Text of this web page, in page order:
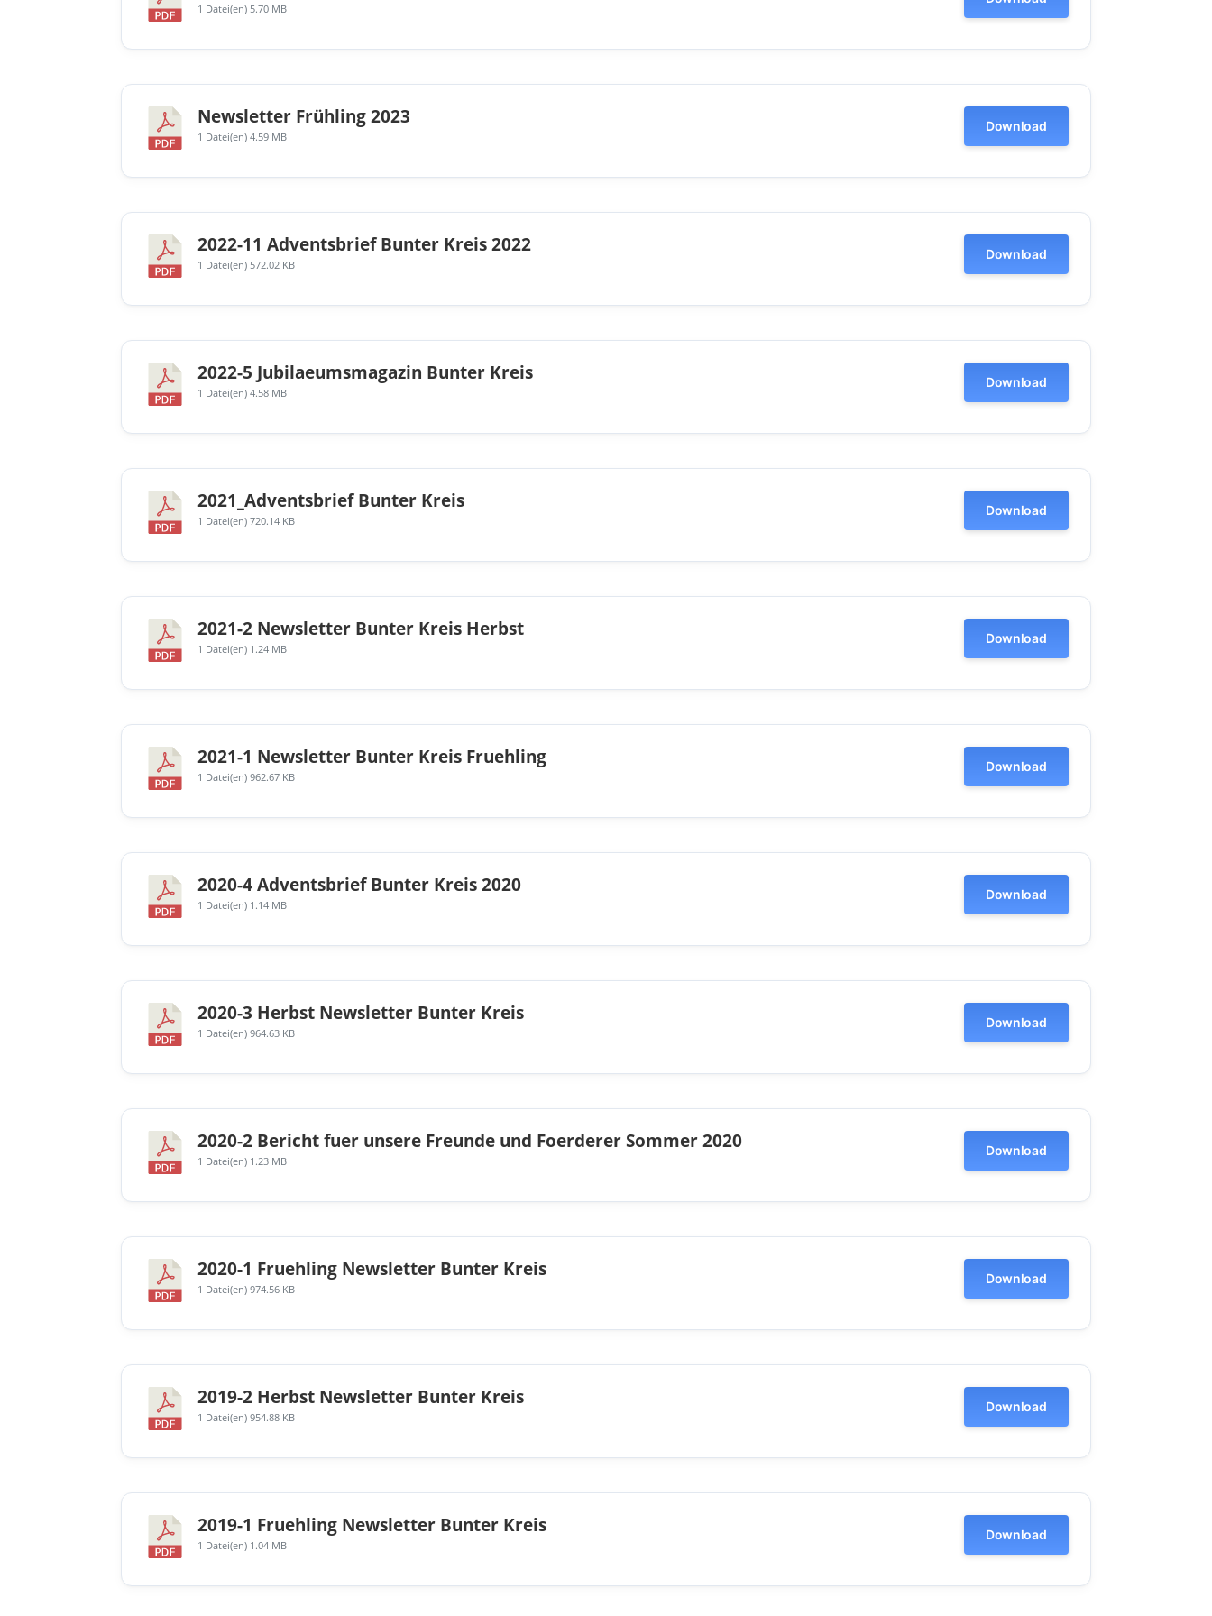
1 Datei(en) 5.70 MB
Newsletter Frühling 2023
1 Datei(en)4.59 MB
Download
2022-11 Adventsbrief Bunter Kreis 2022
1 Datei(en) 572.02 KB
Download
2022-5 Jubilaeumsmagazin Bunter Kreis
1 Datei(en)4.58 MB
Download
2021_Adventsbrief Bunter Kreis
1 Datei(en)720.14 KB
Download
2021-2 Newsletter Bunter Kreis Herbst
1 Datei(en) 1.24 MB
Download
2021-1 Newsletter Bunter Kreis Fruehling
1 Datei(en)962.67 KB
Download
2020-4 Adventsbrief Bunter Kreis 2020
1 Datei(en) 1.14 MB
Download
2020-3 Herbst Newsletter Bunter Kreis
1 Datei(en)964.63 KB
Download
2020-2 Bericht fuer unsere Freunde und Foerderer Sommer 2020
1 Datei(en) 1.23 MB
Download
2020-1 Fruehling Newsletter Bunter Kreis
1 Datei(en)974.56 KB
Download
2019-2 Herbst Newsletter Bunter Kreis
1 Datei(en)954.88 KB
Download
2019-1 Fruehling Newsletter Bunter Kreis
1 Datei(en) 1.04 MB
Download